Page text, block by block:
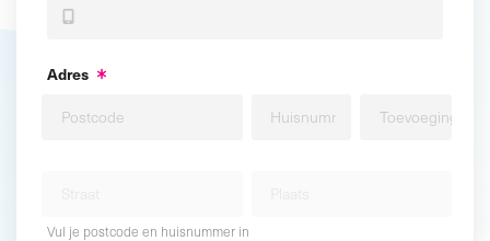
Adres
Vul je postcode en huisnummer in